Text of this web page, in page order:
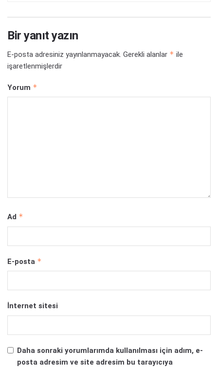
Bir yanıt yazın
E-posta adresiniz yayınlanmayacak. Gerekli alanlar * ile
işaretlenmişlerdir
Yorum *
Ad *
E-posta *
İnternet sitesi
Daha sonraki yorumlarımda kullanılması için adım, e-
posta adresim ve site adresim bu tarayıcıya